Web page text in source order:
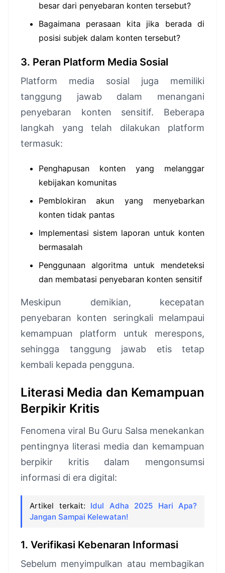
besar dari penyebaran konten tersebut?
Bagaimana perasaan kita jika berada di
posisi subjek dalam konten tersebut?
3. Peran Platform Media Sosial
Platform media sosial juga memiliki
tanggung jawab dalam menangani
penyebaran konten sensitif. Beberapa
langkah yang telah dilakukan platform
termasuk:
Penghapusan konten yang melanggar
kebijakan komunitas
Pemblokiran akun yang menyebarkan
konten tidak pantas
Implementasi sistem laporan untuk konten
bermasalah
Penggunaan algoritma untuk mendeteksi
dan membatasi penyebaran konten sensitif
Meskipun demikian, kecepatan
penyebaran konten seringkali melampaui
kemampuan platform untuk merespons,
sehingga tanggung jawab etis tetap
kembali kepada pengguna.
Literasi Media dan Kemampuan
Berpikir Kritis
Fenomena viral Bu Guru Salsa menekankan
pentingnya literasi media dan kemampuan
berpikir kritis dalam mengonsumsi
informasi di era digital:
Artikel terkait: Idul Adha 2025 Hari Apa?
Jangan Sampai Kelewatan!
1. Verifikasi Kebenaran Informasi
Sebelum menyimpulkan atau membagikan